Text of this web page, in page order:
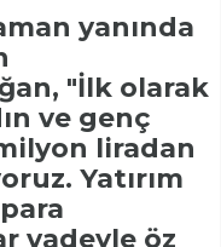
yanında
"İlk olarak
ve genç
liradan
Yatırım
vadeyle öz